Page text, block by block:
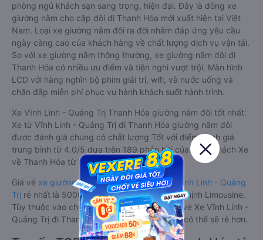
phòng ngủ khách sạn sang trọng, hiện đại. Đây là dòng xe
giường nằm cho cặp đôi đi Thanh Hóa mới xuất hiện tại Việt
Nam. Loại xe giường nằm đôi ra đời nhằm đáp ứng yêu cầu
ngày càng cao của khách hàng về chất lượng dịch vụ vận tải.
So với xe giường nằm thông thường, xe giường nằm đôi đi
Thanh Hóa có nhiều ưu điểm và tiện nghi vượt trội. Màn hình
LCD với hàng nghìn bộ phim giải trí, wifi, và nước uống và
chăn đắp miễn phí phục vụ hành khách suốt hành trình.
Xe Vĩnh Linh - Quảng Trị Thanh Hóa giường nằm đôi tốt nhất:
Xe từ Vĩnh Linh - Quảng Trị đi Thanh Hóa giường nằm đôi
được đánh giá chung có chất lượng Tốt với điểm đánh giá
trung bình từ 4.0/5 dựa trên 189 phản hồi của hành khách Xe
về Thanh Hóa từ Vĩnh Linh - Quảng Trị.
Giá vé xe giường nằm đôi đi Thanh Hóa từ Vĩnh Linh - Quảng
Trị rẻ nhất là 500000VND của hãng xe Đức Thịnh Limousine.
Tùy thuộc vào chương trình khuyến mãi, giá vé Xe Vĩnh Linh -
Quảng Trị đi Thanh Hóa giường nằm đôi này có thể sẽ rẻ hơn.